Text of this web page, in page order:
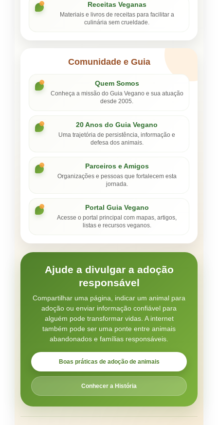
Receitas Veganas
Materiais e livros de receitas para facilitar a
culinária sem crueldade.
Comunidade e Guia
Quem Somos
Conheça a missão do Guia Vegano e sua atuação
desde 2005.
20 Anos do Guia Vegano
Uma trajetória de persistência, informação e
defesa dos animais.
Parceiros e Amigos
Organizações e pessoas que fortalecem esta
jornada.
Portal Guia Vegano
Acesse o portal principal com mapas, artigos,
listas e recursos veganos.
Ajude a divulgar a adoção
responsável
Compartilhar uma página, indicar um animal para
adoção ou enviar informação confiável para
alguém pode transformar vidas. A internet
também pode ser uma ponte entre animais
abandonados e famílias responsáveis.
Boas práticas de adoção de animais
Conhecer a História